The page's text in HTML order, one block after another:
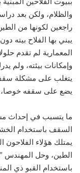
والظلام، ولكن بعد
راجعين لكونها من
يبني بها الفلاح بيته
المعمارية لم تقدم
وإمكانات بيئته، ولم
يتغلب على مشكلة سقف
يضع على سقفه خوصا،
ما يتسبب في إحداث
السقف باستخدام الخشب
يمتلك هؤلاء الفلاحون
الطين، وحل
باستخدام القبو ذي